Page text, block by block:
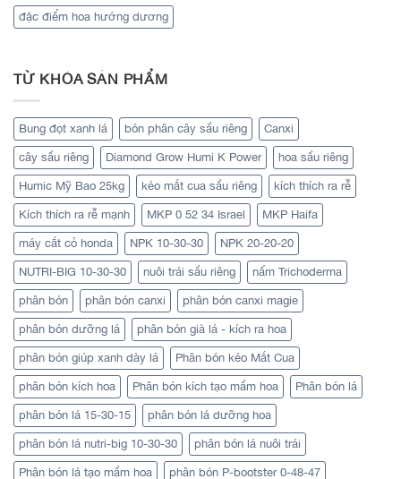
đặc điểm hoa hướng dương
TỪ KHÓA SẢN PHẨM
Bung đọt xanh lá bón phân cây sầu riêng Canxi
cây sầu riêng Diamond Grow Humi K Power hoa sầu riêng
Humic Mỹ Bao 25kg kéo mắt cua sầu riêng kích thích ra rễ
Kích thích ra rễ mạnh MKP 0 52 34 Israel MKP Haifa
máy cắt cỏ honda NPK 10-30-30 NPK 20-20-20
NUTRI-BIG 10-30-30 nuôi trái sầu riêng nấm Trichoderma
phân bón phân bón canxi phân bón canxi magie
phân bón dưỡng lá phân bón già lá - kích ra hoa
phân bón giúp xanh dày lá Phân bón kéo Mắt Cua
phân bón kích hoa Phân bón kích tạo mầm hoa Phân bón lá
phân bón lá 15-30-15 phân bón lá dưỡng hoa
phân bón lá nutri-big 10-30-30 phân bón lá nuôi trái
Phân bón lá tạo mầm hoa phân bón P-bootster 0-48-47